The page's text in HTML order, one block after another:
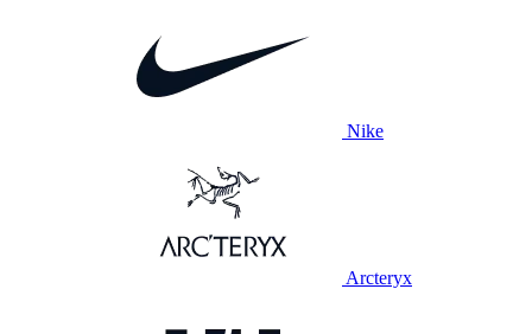
Nike
Arcteryx